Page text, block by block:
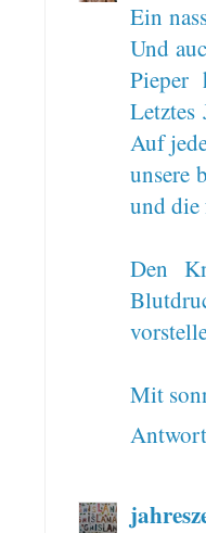
Ein
Und
Pieper
Letztes
Auf
unsere
und die
Den
Mit